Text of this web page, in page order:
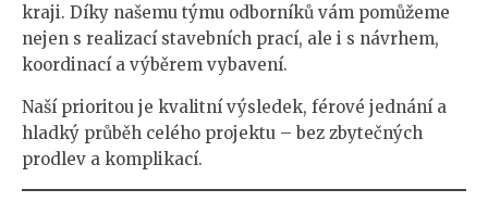
kraji. Díky našemu týmu odborníků vám pomůžeme
nejen s realizací stavebních prací, ale i s návrhem,
koordinací a výběrem vybavení.
Naší prioritou je kvalitní výsledek, férové jednání a
hladký průběh celého projektu – bez zbytečných
prodlev a komplikací.